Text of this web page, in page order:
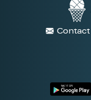
Contact